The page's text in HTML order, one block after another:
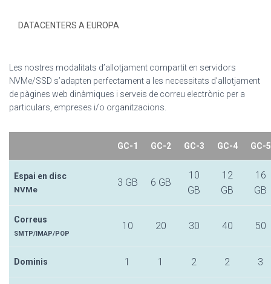
DATACENTERS A EUROPA
Les nostres modalitats d’allotjament compartit en servidors
NVMe/SSD s’adapten perfectament a les necessitats d’allotjament
de pàgines web dinàmiques i serveis de correu electrònic per a
particulars, empreses i/o organitzacions.
GC-1 GC-2 GC-3 GC-4 GC-5
Espai en disc
NVMe
3 GB 6 GB
10
GB
12
GB
16
GB
Correus
SMTP/IMAP/POP
10 20 30 40 50
Dominis 1 1 2 2 3